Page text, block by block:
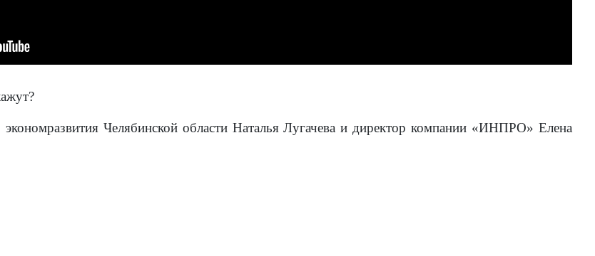
экономразвития Челябинской области Наталья Лугачева и директор компании «ИНПРО» Елена